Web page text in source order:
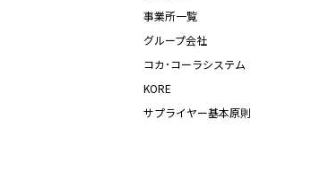
事業所一覧
グループ会社
コカ･コーラシステム
KORE
サプライヤー基本原則